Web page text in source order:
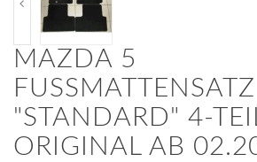
MAZDA 5
FUSSMATTENSATZ "
STANDARD" 4-
RIGINAL AB